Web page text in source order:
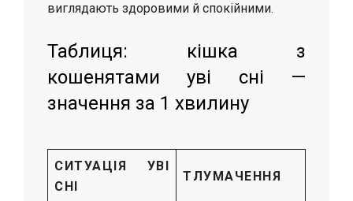
виглядають здоровими й спокійними.
Таблиця: кішка з
кошенятами уві сні —
значення за 1 хвилину
СИТУАЦІЯ УВІ
СНІ
ТЛУМАЧЕННЯ